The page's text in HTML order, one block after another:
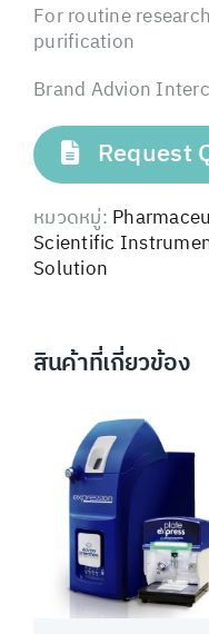
For routine
purification
Brand Advion
Request
หมวดหมู่:
Scientific
Solution
สินค้าที่เกี่ยวข้อง